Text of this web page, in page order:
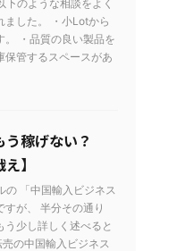
下のような相談をよく
ました。 ・小Lotから
。 ・品質の良い製品を
保管するスペースがあ
稼げない？
】
の 「中国輸入ビジネス
が、 半分その通り
少し詳しく述べると
売の中国輸入ビジネス